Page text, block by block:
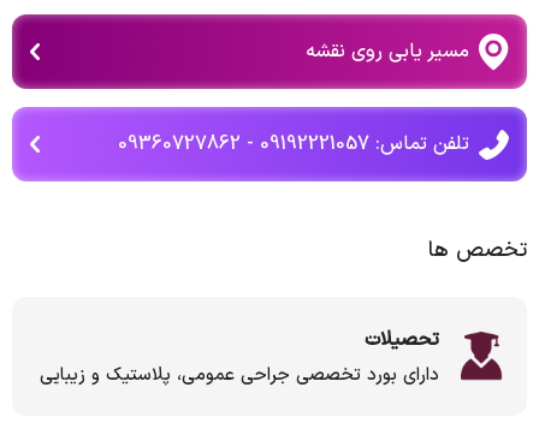
مسیر یابی روی نقشه
تلفن تماس: 09192221057 - 09360727862
تخصص ها
تحصیلات
دارای بورد تخصصی جراحی عمومی، پلاستیک و زیبایی